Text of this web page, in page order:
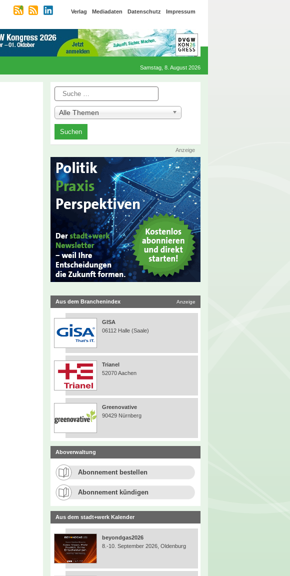
Verlag Mediadaten Datenschutz Impressum
Samstag, 8. August 2026
Suche
Alle Themen
Anzeige
Aus dem Branchenindex Anzeige
GISA
06112 Halle (Saale)
Trianel
52070 Aachen
Greenovative
90429 Nürnberg
Aboverwaltung
Abonnement bestellen
Abonnement kündigen
Aus dem stadt+werk Kalender
beyondgas2026
8.-10. September 2026, Oldenburg